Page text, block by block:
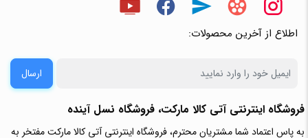
اطلاع از آخرین محصولات:
ارسال
فروشگاه اینترنتی آتی‌ کالا مارکت، فروشگاه نسل آینده
به پاس اعتماد شما مشتریان محترم، فروشگاه اینترنتی آتی کالا مارکت مفتخر به